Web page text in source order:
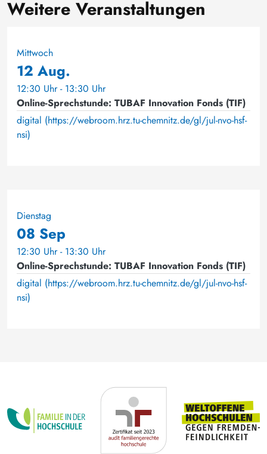
Weitere Veranstaltungen
Mittwoch
12 Aug.
12:30 Uhr - 13:30 Uhr
Online-Sprechstunde: TUBAF Innovation Fonds (TIF)
digital (https://webroom.hrz.tu-chemnitz.de/gl/jul-nvo-hsf-
nsi)
Dienstag
08 Sep
12:30 Uhr - 13:30 Uhr
Online-Sprechstunde: TUBAF Innovation Fonds (TIF)
digital (https://webroom.hrz.tu-chemnitz.de/gl/jul-nvo-hsf-
nsi)